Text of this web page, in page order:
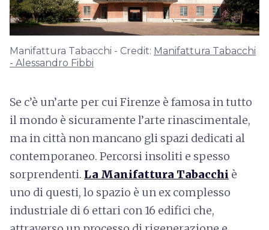
Manifattura Tabacchi - Credit: Manifattura Tabacchi
- Alessandro Fibbi
Se c’è un’arte per cui Firenze è famosa in tutto
il mondo è sicuramente l’arte rinascimentale,
ma in città non mancano gli spazi dedicati al
contemporaneo. Percorsi insoliti e spesso
sorprendenti. La Manifattura Tabacchi è
uno di questi, lo spazio è un ex complesso
industriale di 6 ettari con 16 edifici che,